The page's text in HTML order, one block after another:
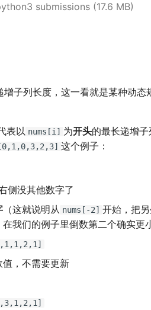
submissions (17.6 MB)
子列长度，这一看就是某种动态
表以 nums[i] 为开头的最长递增
[0,1,0,3,2,3] 这个例子：
侧没其他数字了
（这就说明从 nums[-2] 开始，把
我们的例子里倒数第二个确实更
，不需要更新